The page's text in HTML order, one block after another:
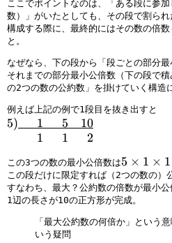
{
0
0
}
1
2
\
p
h
n
t
o
m
m
{
0
0
0
}
6
\
p
a
n
t
o
o
m
{
0
0
0
}
3
h
a
n
t
t
o
m
{
0
0
0
}
p
h
a
n
h
a
n
t
o
m
{
0
}
1
\
p
ここでポイントなのは、「ある段に参
数）」がいたとしても、その段で割ら
構成する際に、最終的にはその数の倍
と。
なぜなら、下の段から「段ごとの部分最
それまでの部分最小公倍数（下の段で
の2つの数の公約数」を掛けていく構造
例えば上記の例で1段目を抜き出すと
5
u
n
d
5) 1 5
10
s
p
a
1 1 2
この3つの数の最小公倍数は5
×
1
×
1
5 × 1 × 1
この段だけに限定すれば（2つの数の）
すなわち、最大？公約数の倍数が最小公
1辺の長さが10の正方形が完成。
「最大公約数の何倍か」という
いう疑問